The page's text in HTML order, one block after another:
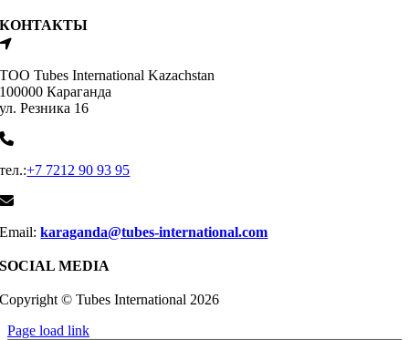
КОНТАКТЫ
ТОО Tubes International Kazachstan
100000 Караганда
ул. Резника 16
тел.:+7 7212 90 93 95
Email:karaganda@tubes-international.com
SOCIAL MEDIA
Copyright © Tubes International 2026
Page load link